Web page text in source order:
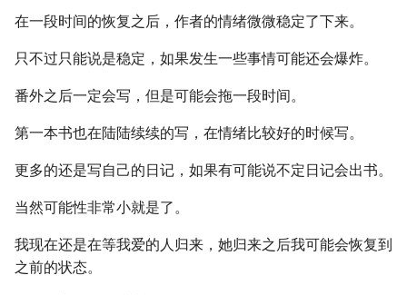
在一段时间的恢复之后，作者的情绪微微稳定了下来。
只不过只能说是稳定，如果发生一些事情可能还会爆炸。
番外之后一定会写，但是可能会拖一段时间。
第一本书也在陆陆续续的写，在情绪比较好的时候写。
更多的还是写自己的日记，如果有可能说不定日记会出书。
当然可能性非常小就是了。
我现在还是在等我爱的人归来，她归来之后我可能会恢复到
之前的状态。